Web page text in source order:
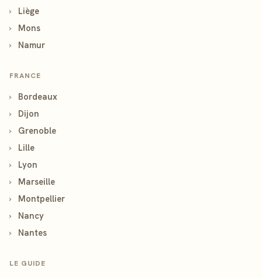
›
Liège
›
Mons
›
Namur
FRANCE
›
Bordeaux
›
Dijon
›
Grenoble
›
Lille
›
Lyon
›
Marseille
›
Montpellier
›
Nancy
›
Nantes
LE GUIDE